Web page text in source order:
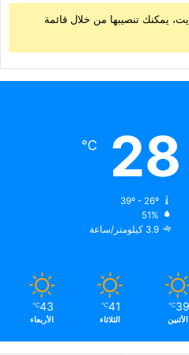
يمكنك تنصيبها من خلال قائمة
28
℃
39º - 26º
51%
3.9 كيلومتر/ساعة
39
℃
الأثنين
41
℃
الثلاثاء
43
℃
الأربعاء